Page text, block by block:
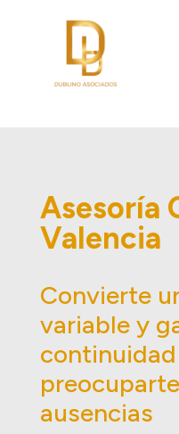
Asesoría
Valencia
Convierte
variable y
ausencias